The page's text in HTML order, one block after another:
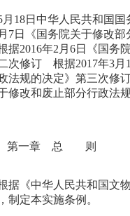
18日中华人民共和国国
7日《国务院关于修改部
2016年2月6日《国务
次修订 根据2017年3月
法规的决定》第三次修
修改和废止部分行政法
第一章 总 则
据《中华人民共和国文
制定本实施条例。